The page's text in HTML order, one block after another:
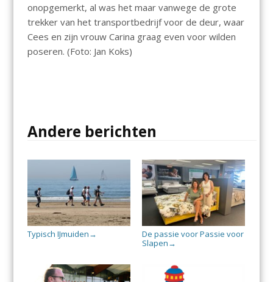
onopgemerkt, al was het maar vanwege de grote
trekker van het transportbedrijf voor de deur, waar
Cees en zijn vrouw Carina graag even voor wilden
poseren. (Foto: Jan Koks)
Andere berichten
Typisch IJmuiden →
De passie voor Passie voor
Slapen →